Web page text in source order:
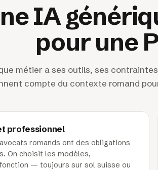
IA
pour une
métier a ses outils, ses
compte du contexte romand
professionnel
romands ont des obligations
On choisit les modèles,
— toujours sur sol suisse ou